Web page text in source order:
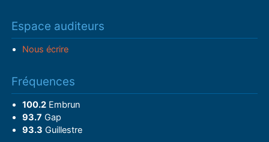
Espace auditeurs
Nous écrire
Fréquences
100.2Embrun
93.7 Gap
93.3 Guillestre